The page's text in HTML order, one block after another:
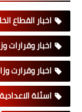
اخبار القطاع
اخبار وقرارات
اخبار وقرارت
اسئلة الاعدادية